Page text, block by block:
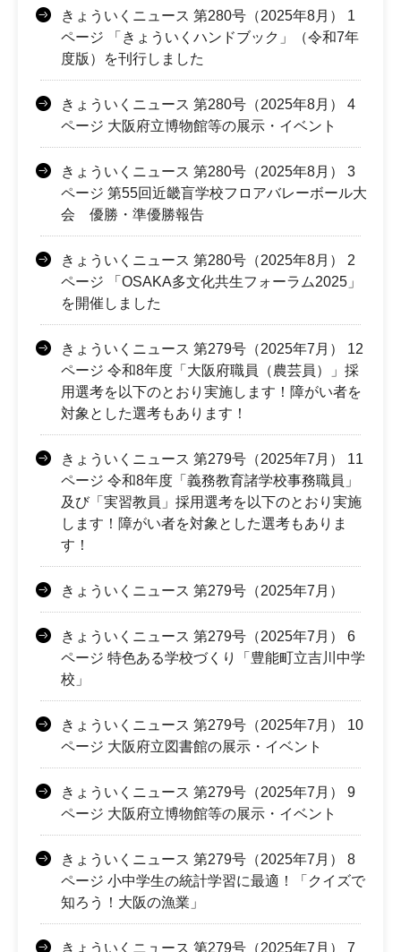
きょういくニュース 第280号（2025年8月） 1
ページ 「きょういくハンドブック」（令和7年
度版）を刊行しました
きょういくニュース 第280号（2025年8月） 4
ページ 大阪府立博物館等の展示・イベント
きょういくニュース 第280号（2025年8月） 3
ページ 第55回近畿盲学校フロアバレーボール大
会 優勝・準優勝報告
きょういくニュース 第280号（2025年8月） 2
ページ 「OSAKA多文化共生フォーラム2025」
を開催しました
きょういくニュース 第279号（2025年7月） 12
ページ 令和8年度「大阪府職員（農芸員）」採
用選考を以下のとおり実施します！障がい者を
対象とした選考もあります！
きょういくニュース 第279号（2025年7月） 11
ページ 令和8年度「義務教育諸学校事務職員」
及び「実習教員」採用選考を以下のとおり実施
します！障がい者を対象とした選考もありま
す！
きょういくニュース 第279号（2025年7月）
きょういくニュース 第279号（2025年7月） 6
ページ 特色ある学校づくり「豊能町立吉川中学
校」
きょういくニュース 第279号（2025年7月） 10
ページ 大阪府立図書館の展示・イベント
きょういくニュース 第279号（2025年7月） 9
ページ 大阪府立博物館等の展示・イベント
きょういくニュース 第279号（2025年7月） 8
ページ 小中学生の統計学習に最適！「クイズで
知ろう！大阪の漁業」
きょういくニュース 第279号（2025年7月） 7